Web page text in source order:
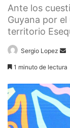
Ante los
Guyana por
territorio
Sergio Lopez
1 minuto de lectura